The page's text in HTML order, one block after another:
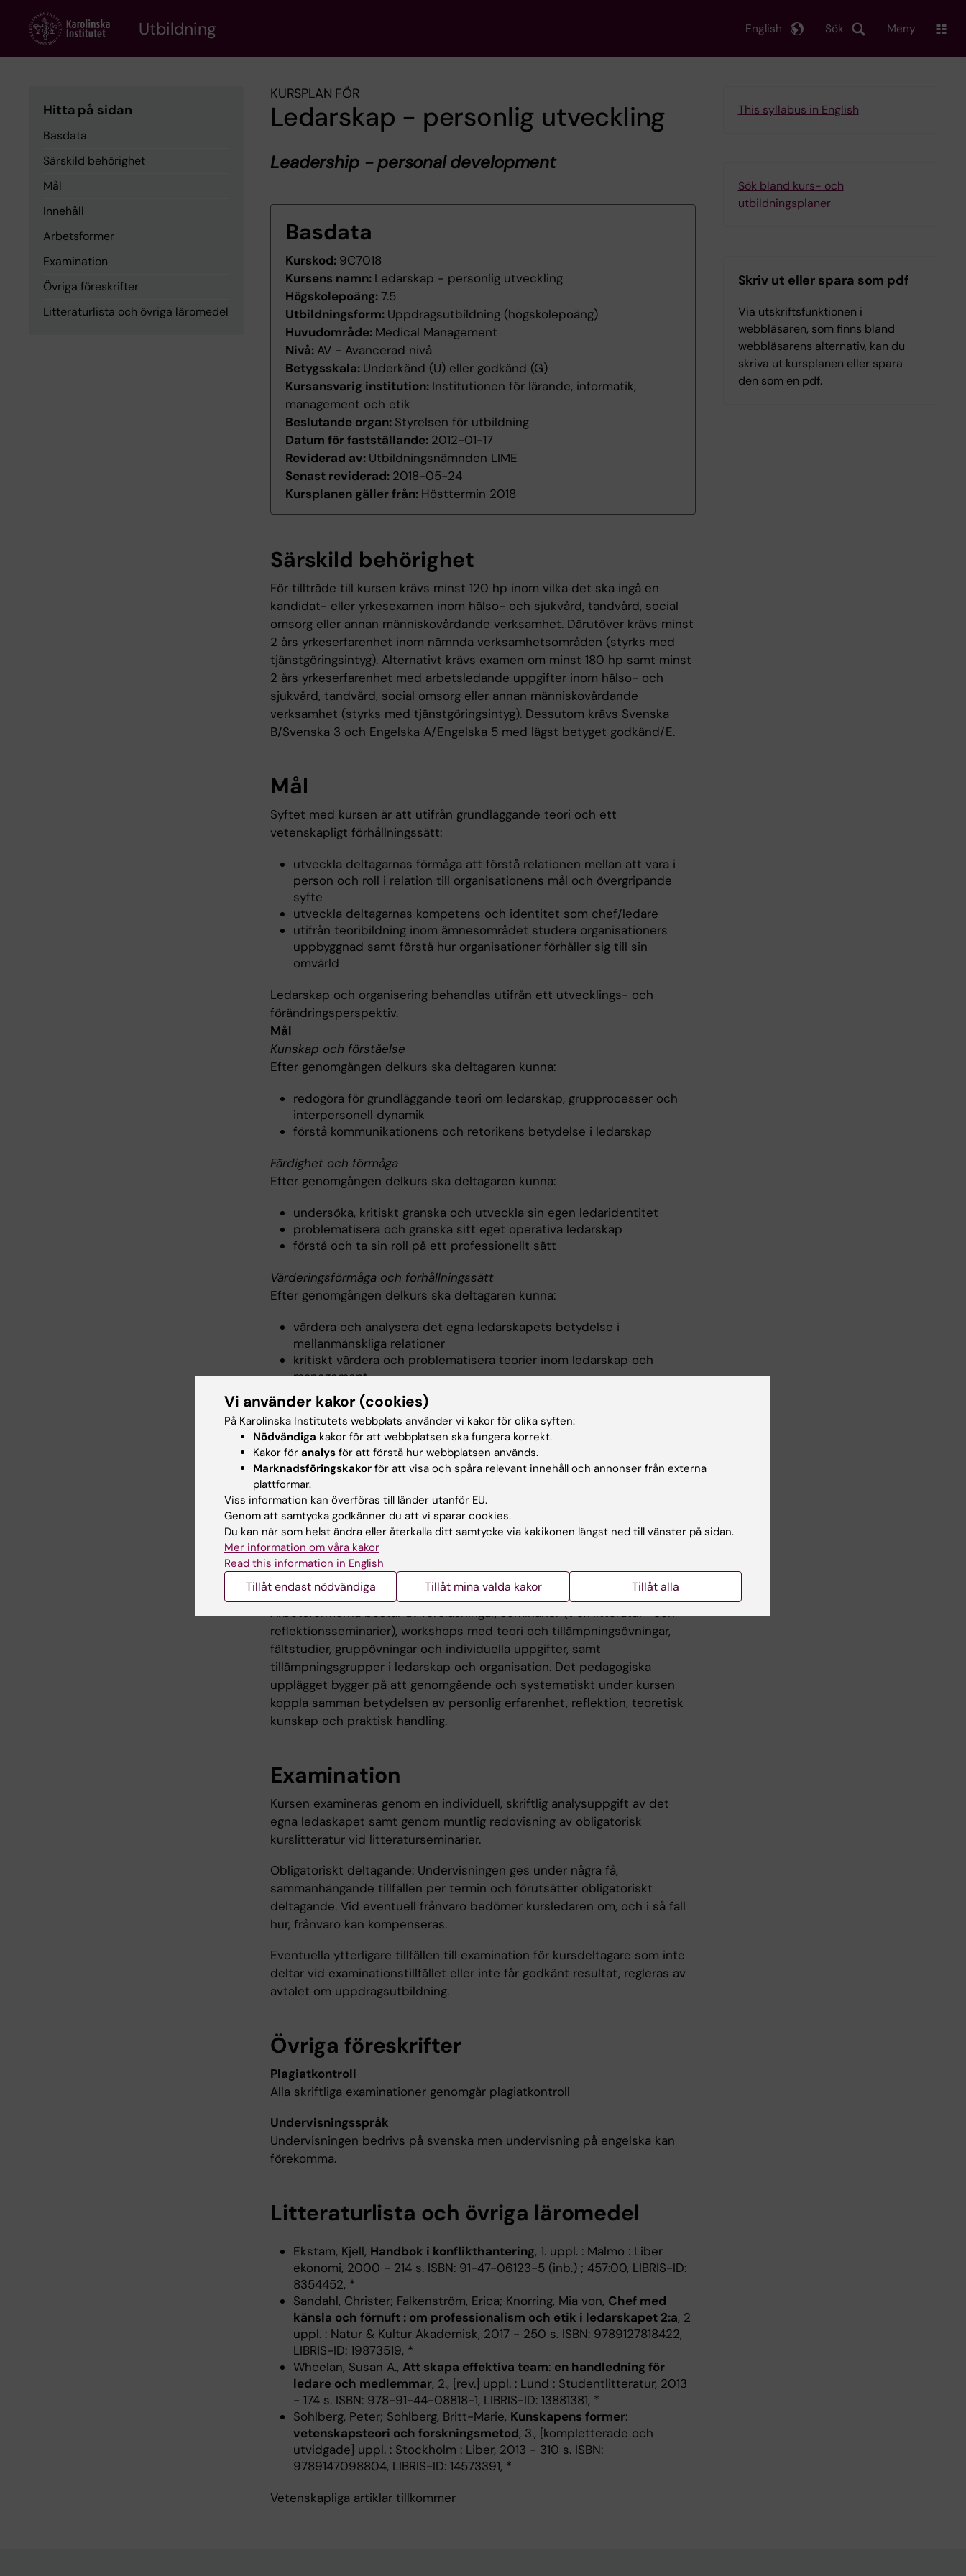
content
Utbildning Sök
English Meny
Hitta på sidan
Basdata
Särskild behörighet
Mål
Innehåll
Arbetsformer
Examination
Övriga föreskrifter
Litteraturlista och övriga läromedel
KURSPLAN FÖR
Ledarskap - personlig utveckling
Leadership - personal development
Basdata
Kurskod: 9C7018
Kursens namn: Ledarskap - personlig utveckling
Högskolepoäng:7.5
Utbildningsform: Uppdragsutbildning (högskolepoäng)
Huvudområde: Medical Management
Nivå: AV - Avancerad nivå
Betygsskala: Underkänd (U) eller godkänd (G)
Kursansvarig institution: Institutionen för lärande, informatik,
management och etik
Beslutande organ: Styrelsen för utbildning
Datum för fastställande: 2012-01-17
Reviderad av: Utbildningsnämnden LIME
Senast reviderad: 2018-05-24
Kursplanen gäller från: Hösttermin 2018
Särskild behörighet
För tillträde till kursen krävs minst 120 hp inom vilka det ska ingå en
kandidat- eller yrkesexamen inom hälso- och sjukvård, tandvård, social
omsorg eller annan människovårdande verksamhet. Därutöver krävs minst
2 års yrkeserfarenhet inom nämnda verksamhetsområden (styrks med
tjänstgöringsintyg). Alternativt krävs examen om minst 180 hp samt minst
2 års yrkeserfarenhet med arbetsledande uppgifter inom hälso- och
sjukvård, tandvård, social omsorg eller annan människovårdande
verksamhet (styrks med tjänstgöringsintyg). Dessutom krävs Svenska
B/Svenska 3 och Engelska A/Engelska 5 med lägst betyget godkänd/E.
Mål
Syftet med kursen är att utifrån grundläggande teori och ett
vetenskapligt förhållningssätt:
utveckla deltagarnas förmåga att förstå relationen mellan att vara i
person och roll i relation till organisationens mål och övergripande
syfte
utveckla deltagarnas kompetens och identitet som chef/ledare
utifrån teoribildning inom ämnesområdet studera organisationers
uppbyggnad samt förstå hur organisationer förhåller sig till sin
omvärld
Ledarskap och organisering behandlas utifrån ett utvecklings- och
förändringsperspektiv.
Mål
Kunskap och förståelse
Efter genomgången delkurs ska deltagaren kunna:
redogöra för grundläggande teori om ledarskap, grupprocesser och
interpersonell dynamik
förstå kommunikationens och retorikens betydelse i ledarskap
Färdighet och förmåga
Efter genomgången delkurs ska deltagaren kunna:
undersöka, kritiskt granska och utveckla sin egen ledaridentitet
problematisera och granska sitt eget operativa ledarskap
förstå och ta sin roll på ett professionellt sätt
Värderingsförmåga och förhållningssätt
Efter genomgången delkurs ska deltagaren kunna:
värdera och analysera det egna ledarskapets betydelse i
mellanmänskliga relationer
kritiskt värdera och problematisera teorier inom ledarskap och
management
Innehåll
Ledarskap och organisationsteori
Kommunikation och retorik
Ledarskap och gruppdynamik
Det operativa ledarskapet
Personligt ledarskap och ledaridentitet
Arbetsformer
Arbetsformerna består av föreläsningar, seminarier (t ex litteratur- och
reflektionsseminarier), workshops med teori och tillämpningsövningar,
fältstudier, gruppövningar och individuella uppgifter, samt
tillämpningsgrupper i ledarskap och organisation. Det pedagogiska
upplägget bygger på att genomgående och systematiskt under kursen
koppla samman betydelsen av personlig erfarenhet, reflektion, teoretisk
kunskap och praktisk handling.
Examination
Kursen examineras genom en individuell, skriftlig analysuppgift av det
egna ledaskapet samt genom muntlig redovisning av obligatorisk
kurslitteratur vid litteraturseminarier.
Obligatoriskt deltagande: Undervisningen ges under några få,
sammanhängande tillfällen per termin och förutsätter obligatoriskt
deltagande. Vid eventuell frånvaro bedömer kursledaren om, och i så fall
hur, frånvaro kan kompenseras.
Eventuella ytterligare tillfällen till examination för kursdeltagare som inte
deltar vid examinationstillfället eller inte får godkänt resultat, regleras av
avtalet om uppdragsutbildning.
Övriga föreskrifter
Plagiatkontroll
Alla skriftliga examinationer genomgår plagiatkontroll
Undervisningsspråk
Undervisningen bedrivs på svenska men undervisning på engelska kan
förekomma.
Litteraturlista och övriga läromedel
Ekstam, Kjell, Handbok i konflikthantering, 1. uppl. : Malmö : Liber
ekonomi, 2000 - 214 s. ISBN: 91-47-06123-5 (inb.) ; 457:00, LIBRIS-ID:
8354452, *
Sandahl, Christer; Falkenström, Erica; Knorring, Mia von, Chef med
känsla och förnuft : om professionalism och etik i ledarskapet 2:a, 2
uppl. : Natur & Kultur Akademisk, 2017 - 250 s. ISBN: 9789127818422,
LIBRIS-ID: 19873519, *
Wheelan, Susan A., Att skapa effektiva team: en handledning för
ledare och medlemmar, 2., [rev.] uppl. : Lund : Studentlitteratur, 2013
- 174 s. ISBN: 978-91-44-08818-1, LIBRIS-ID: 13881381, *
Sohlberg, Peter; Sohlberg, Britt-Marie, Kunskapens former:
vetenskapsteori och forskningsmetod, 3., [kompletterade och
utvidgade] uppl. : Stockholm : Liber, 2013 - 310 s. ISBN:
9789147098804, LIBRIS-ID: 14573391, *
Vetenskapliga artiklar tillkommer
This syllabus in English
Sök bland kurs- och
utbildningsplaner
Skriv ut eller spara som pdf
Via utskriftsfunktionen i
webbläsaren, som finns bland
webbläsarens alternativ, kan du
skriva ut kursplanen eller spara
den som en pdf.
Vi använder kakor (cookies)
På Karolinska Institutets webbplats använder vi kakor för olika syften:
Nödvändiga kakor för att webbplatsen ska fungera korrekt.
Kakor för analys för att förstå hur webbplatsen används.
Marknadsföringskakor för att visa och spåra relevant innehåll och annonser från externa
plattformar.
Viss information kan överföras till länder utanför EU.
Genom att samtycka godkänner du att vi sparar cookies.
Du kan när som helst ändra eller återkalla ditt samtycke via kakikonen längst ned till vänster på sidan.
Mer information om våra kakor
Read this information in English
Tillåt endast nödvändiga Tillåt mina valda kakor Tillåt alla